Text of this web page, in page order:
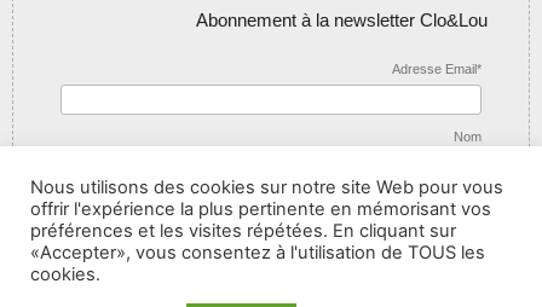
Abonnement à la newsletter Clo&Lou
Adresse Email*
Nom
Nous utilisons des cookies sur notre site Web pour vous
offrir l'expérience la plus pertinente en mémorisant vos
préférences et les visites répétées. En cliquant sur
«Accepter», vous consentez à l'utilisation de TOUS les
cookies.